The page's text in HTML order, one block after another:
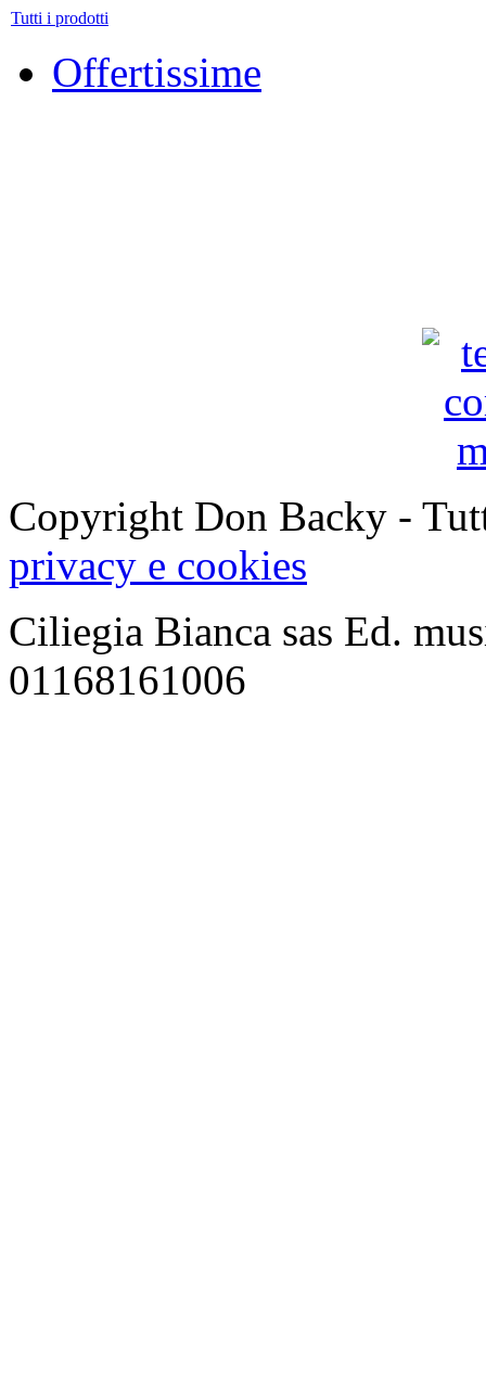
Tutti i prodotti
Offertissime
Copyright Don Backy -
privacy e cookies
جوستين
جاكوبس
Justine
Jakobs
Ciliegia Bianca sas Ed.
01168161006